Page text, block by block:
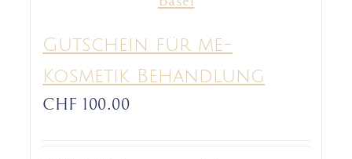
Gutschein für me-
Kosmetik Behandlung
CHF 100.00